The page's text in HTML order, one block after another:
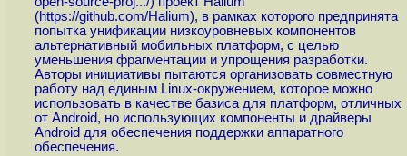
(https://github.com/Halium), в рамках которого предпринята
попытка унификации низкоуровневых компонентов
альтернативный мобильных платформ, с целью
уменьшения фрагментации и упрощения разработки.
Авторы инициативы пытаются организовать совместную
работу над единым Linux-окружением, которое можно
использовать в качестве базиса для платформ, отличных
от Android, но использующих компоненты и драйверы
Android для обеспечения поддержки аппаратного
обеспечения.